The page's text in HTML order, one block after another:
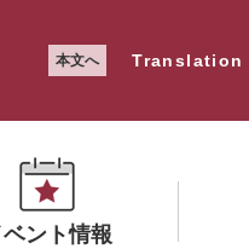
本文へ Translation
ベント情報